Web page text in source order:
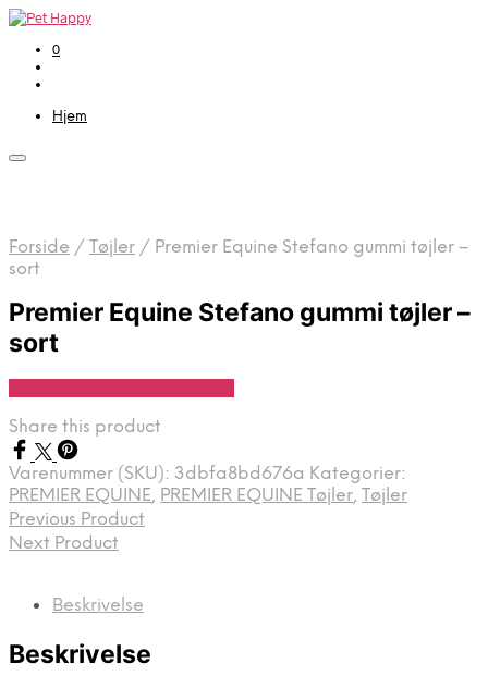
0
Hjem
Forside / Tøjler / Premier Equine Stefano gummi tøjler –
sort
Premier Equine Stefano gummi tøjler –
sort
Share this product
Varenummer (SKU): 3dbfa8bd676a Kategorier:
PREMIER EQUINE, PREMIER EQUINE Tøjler, Tøjler
Previous Product
Next Product
Beskrivelse
Beskrivelse